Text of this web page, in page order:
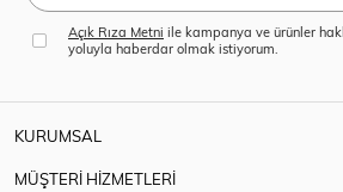
Açık Rıza Metni ile kampanya ve ürünler
yoluyla haberdar olmak istiyorum.
KURUMSAL
MÜŞTERİ HİZMETLERİ